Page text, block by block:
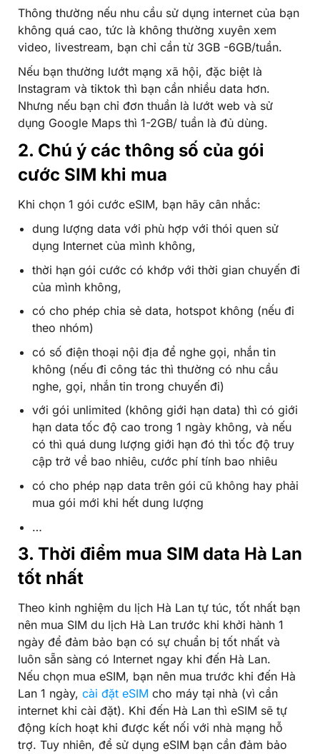
Thông thường nếu nhu cầu sử dụng internet của bạn
không quá cao, tức là không thường xuyên xem
video, livestream, bạn chỉ cần từ 3GB -6GB/tuần.
Nếu bạn thường lướt mạng xã hội, đặc biệt là
Instagram và tiktok thì bạn cần nhiều data hơn.
Nhưng nếu bạn chỉ đơn thuần là lướt web và sử
dụng Google Maps thì 1-2GB/ tuần là đủ dùng.
2. Chú ý các thông số của gói
cước SIM khi mua
Khi chọn 1 gói cước eSIM, bạn hãy cân nhắc:
dung lượng data với phù hợp với thói quen sử
dụng Internet của mình không,
thời hạn gói cước có khớp với thời gian chuyến đi
của mình không,
có cho phép chia sẻ data, hotspot không (nếu đi
theo nhóm)
có số điện thoại nội địa để nghe gọi, nhắn tin
không (nếu đi công tác thì thường có nhu cầu
nghe, gọi, nhắn tin trong chuyến đi)
với gói unlimited (không giới hạn data) thì có giới
hạn data tốc độ cao trong 1 ngày không, và nếu
có thì quá dung lượng giới hạn đó thì tốc độ truy
cập trở về bao nhiêu, cước phí tính bao nhiêu
có cho phép nạp data trên gói cũ không hay phải
mua gói mới khi hết dung lượng
…
3. Thời điểm mua SIM data Hà Lan
tốt nhất
Theo kinh nghiệm du lịch Hà Lan tự túc, tốt nhất bạn
nên mua SIM du lịch Hà Lan trước khi khởi hành 1
ngày để đảm bảo bạn có sự chuẩn bị tốt nhất và
luôn sẵn sàng có Internet ngay khi đến Hà Lan.
Nếu chọn mua eSIM, bạn nên mua trước khi đến Hà
Lan 1 ngày, cài đặt eSIM cho máy tại nhà (vì cần
internet khi cài đặt). Khi đến Hà Lan thì eSIM sẽ tự
động kích hoạt khi được kết nối với nhà mạng hỗ
trợ. Tuy nhiên, để sử dụng eSIM bạn cần đảm bảo